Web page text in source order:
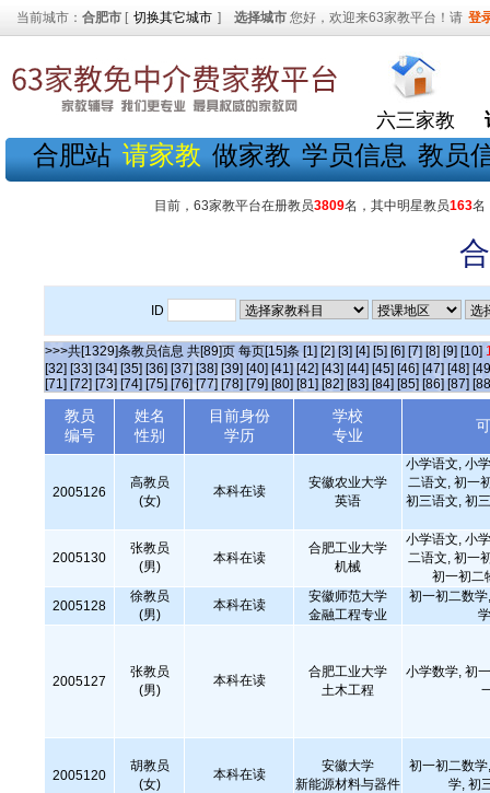
当前城市： 合肥市 [ 切换其它城市 ] 选择城市 您好，欢迎来63家教平台！请 登
六三家教
合肥站 请家教 做家教 学员信息 教员
目前，63家教平台在册教员3809名，其中明星教员163名
ID
>>>共[1329]条教员信息 共[89]页 每页[15]条 [1] [2] [3] [4] [5] [6] [7] [8] [9] [10]
[32] [33] [34] [35] [36] [37] [38] [39] [40] [41] [42] [43] [44] [45] [46] [47] [48]
[71] [72] [73] [74] [75] [76] [77] [78] [79] [80] [81] [82] [83] [84] [85] [86] [87]
教员
编号
姓名
性别
目前身份
学历
学校
专业
2005126
高教员
(女)
本科在读
安徽农业大学
英语
小学语文, 小
二语文, 初一
初三语文, 初
2005130
张教员
(男)
本科在读
合肥工业大学
机械
小学语文, 小
二语文, 初一
初一初二
2005128
徐教员
(男)
本科在读
安徽师范大学
金融工程专业
初一初二数
2005127
张教员
(男)
本科在读
合肥工业大学
土木工程
小学数学, 初
2005120
胡教员
(女)
本科在读
安徽大学
新能源材料与器件
初一初二数
学, 初